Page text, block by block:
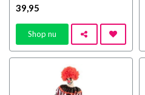
39 ,95
Shop nu